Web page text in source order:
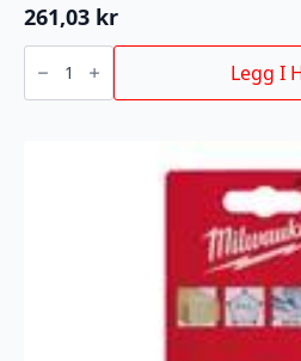
261,03 kr
BAJONETTSAGBLAD
AX
150MM
Legg I